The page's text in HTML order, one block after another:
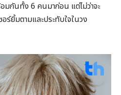
มกันทั้ง 6 คนมาก่อน แต่ไม่ว่าจะ
ร์ยิ้มตามและประทับใจในวง